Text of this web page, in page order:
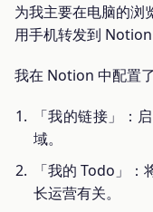
为我主要在电脑的浏
用手机转发到 Notion
我在 Notion 中配置
「我的链接」：
域。
「我的 Todo」
长运营有关。